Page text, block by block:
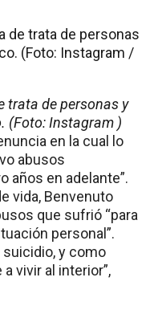
trata de personas y
(Foto: Instagram )
en la cual lo
abusos
años en adelante”.
vida, Benvenuto
que sufrió “para
personal”.
y como
vivir al interior”,